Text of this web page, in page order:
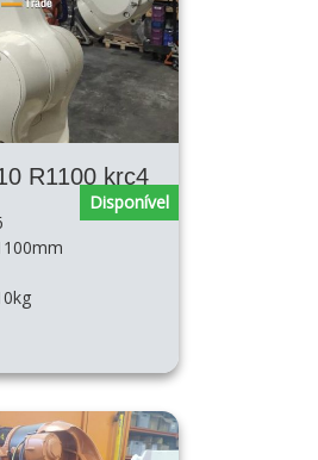
R1100 krc4
Disponível